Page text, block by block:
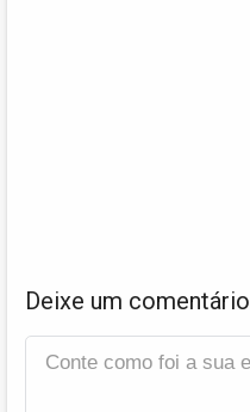
Deixe um comentário